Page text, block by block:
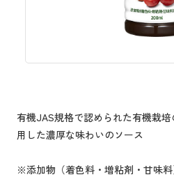
有機JAS規格で認められた有機栽
用した濃厚な味わいのソース
※添加物（着色料・増粘剤・甘味料